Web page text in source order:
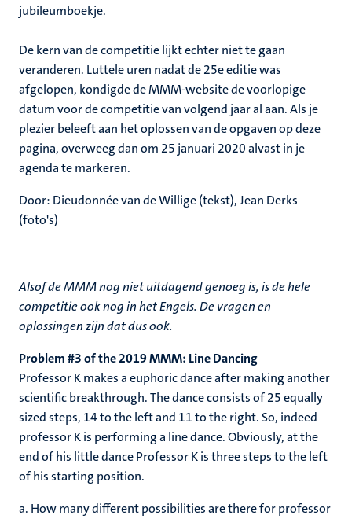
jubileumboekje.
De kern van de competitie lijkt echter niet te gaan
veranderen. Luttele uren nadat de 25e editie was
afgelopen, kondigde de MMM-website de voorlopige
datum voor de competitie van volgend jaar al aan. Als je
plezier beleeft aan het oplossen van de opgaven op deze
pagina, overweeg dan om 25 januari 2020 alvast in je
agenda te markeren.
Door: Dieudonnée van de Willige (tekst), Jean Derks
(foto's)
Alsof de MMM nog niet uitdagend genoeg is, is de hele
competitie ook nog in het Engels. De vragen en
oplossingen zijn dat dus ook.
Problem #3 of the 2019 MMM: Line Dancing
Professor K makes a euphoric dance after making another
scientific breakthrough. The dance consists of 25 equally
sized steps, 14 to the left and 11 to the right. So, indeed
professor K is performing a line dance. Obviously, at the
end of his little dance Professor K is three steps to the left
of his starting position.
a. How many different possibilities are there for professor